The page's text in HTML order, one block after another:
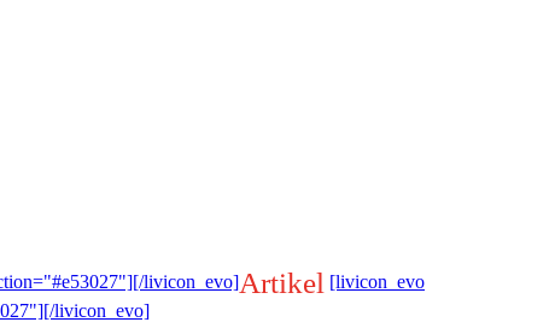
livicon_evo]Artikel [livicon_evo
livicon_evo]